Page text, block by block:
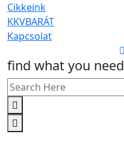
Cikkeink
KKVBARÁT
Kapcsolat
find what you need